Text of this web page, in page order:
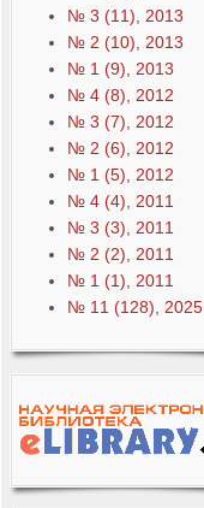
№ 3 (11), 2013
№ 2 (10), 2013
№ 1 (9), 2013
№ 4 (8), 2012
№ 3 (7), 2012
№ 2 (6), 2012
№ 1 (5), 2012
№ 4 (4), 2011
№ 3 (3), 2011
№ 2 (2), 2011
№ 1 (1), 2011
№ 11 (128), 2025